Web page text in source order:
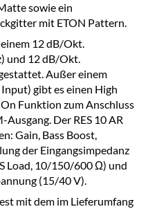
sowie ein
mit ETON Pattern.
12 dB/Okt.
und 12 dB/Okt.
Außer einem
gibt es einen High
Funktion zum Anschluss
Der RES 10 AR
Gain, Bass Boost,
der Eingangsimpedanz
Load, 10/150/600 Ω) und
(15/40 V).
mit dem im Lieferumfang